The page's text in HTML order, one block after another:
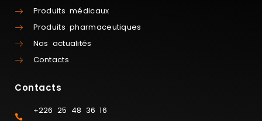
Produits médicaux
Produits pharmaceutiques
Nos actualités
Contacts
Contacts
+226 25 48 36 16